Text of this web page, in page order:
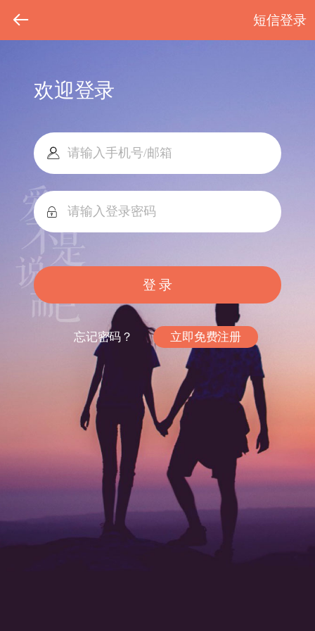
短信登录
欢迎登录
登 录
忘记密码？ 立即免费注册